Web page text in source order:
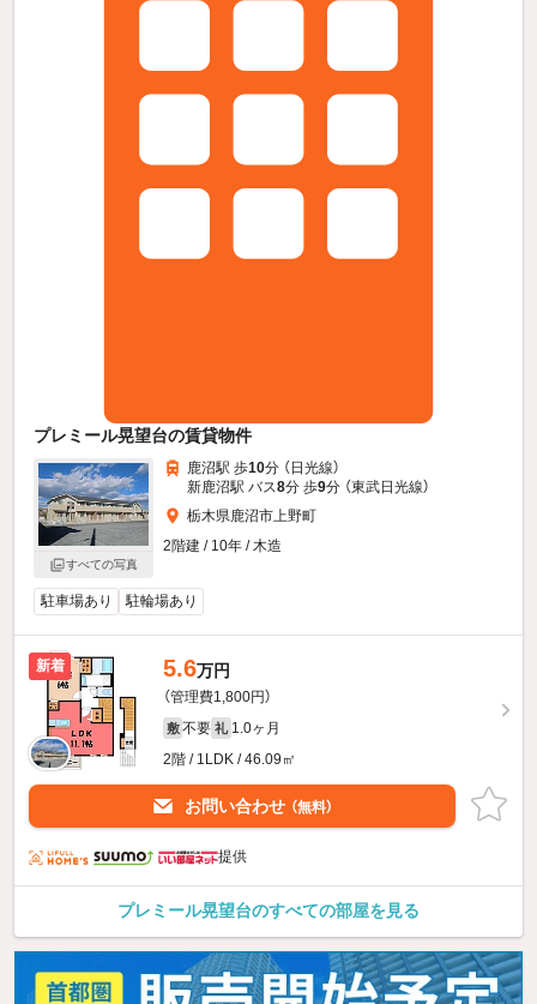
プレミール晃望台の賃貸物件
すべての写真
鹿沼駅 歩10分 （日光線）
新鹿沼駅 バス8分 歩9分 （東武日光線）
栃木県鹿沼市上野町
2階建 / 10年 / 木造
駐車場あり 駐輪場あり
新着 5.6万円
（管理費1,800円）
敷 不要 礼 1.0ヶ月
2階 / 1LDK / 46.09㎡
お問い合わせ （無料）
提供
プレミール晃望台のすべての部屋を見る